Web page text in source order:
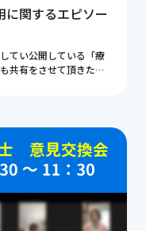
関するエピソー
てい公開している「療
共有をさせて頂きたい